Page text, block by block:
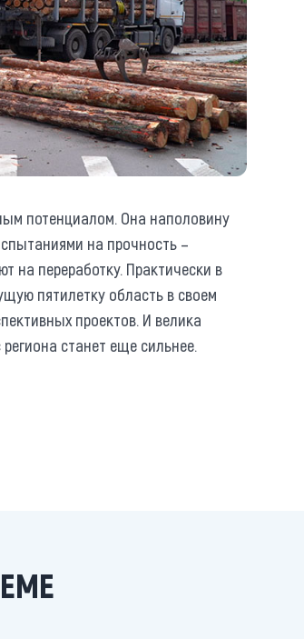
потенциалом. Она наполовину
на прочность –
на переработку. Практически в
пятилетку область в своем
проектов. И велика
станет еще сильнее.